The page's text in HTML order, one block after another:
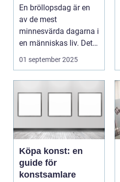
bröllopsberättelse
En bröllopsdag är en
av de mest
minnesvärda dagarna i
en människas liv. Det
&aum...
01 september 2025
Köpa konst: en
guide för
konstsamlare